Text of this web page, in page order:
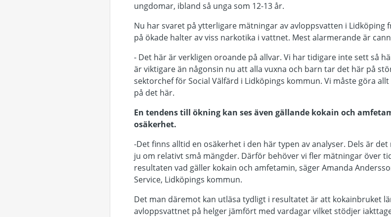
ungdomar, ibland så unga som 12-13 år.
Nu har svaret på ytterligare mätningar av avloppsvatten i Lidköping
på ökade halter av viss narkotika i vattnet. Mest alarmerande är
- Det här är verkligen oroande på allvar. Vi har tidigare inte sett så
är viktigare än någonsin nu att alla vuxna och barn tar det här på
sektorchef för Social Välfärd i Lidköpings kommun. Vi måste göra
på det här.
En tendens till ökning kan ses även gällande kokain och
osäkerhet.
-Det finns alltid en osäkerhet i den här typen av analyser. Dels är
ju om relativt små mängder. Därför behöver vi fler mätningar över
resultaten vad gäller kokain och amfetamin, säger Amanda
Service, Lidköpings kommun.
Det man däremot kan utläsa tydligt i resultatet är att kokainbruket
avloppsvattnet på helger jämfört med vardagar vilket stödjer